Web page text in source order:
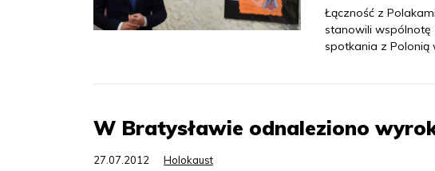
Łączność z
stanowili wspólnotę
spotkania z Polonią
W Bratysławie odnaleziono
27.07.2012 Holokaust